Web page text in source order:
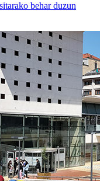
behar duzun